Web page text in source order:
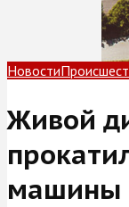
Новости
Живой
машины